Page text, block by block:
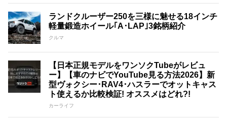
ランドクルーザー250を三様に魅せる18インチ
軽量鍛造ホイール｢A･LAP｣3銘柄紹介
クルマ
【日本正規モデルをワンソクTubeがレビュ
ー】【車のナビでYouTube見る方法2026】新
型ヴォクシー･RAV4･ハスラーでオットキャス
ト使えるか比較検証! オススメはどれ?!
カーライフ